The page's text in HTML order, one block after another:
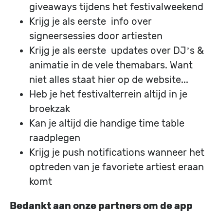
giveaways tijdens het festivalweekend
Krijg je als eerste info over
signeersessies door artiesten
Krijg je als eerste updates over DJ’s &
animatie in de vele themabars. Want
niet alles staat hier op de website...
Heb je het festivalterrein altijd in je
broekzak
Kan je altijd die handige time table
raadplegen
Krijg je push notifications wanneer het
optreden van je favoriete artiest eraan
komt
Bedankt aan onze partners om de app